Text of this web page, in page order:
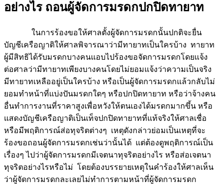
อย่างไร ถอนผู้จัดการมรดกปกปิดทายาท
ในการร้องขอให้ศาลตั้งผู้จัดการมรดกนั้นปกติจะยื่น
บัญชีเครือญาติให้ศาลพิจารณาว่ามีทายาทเป็นใครบ้าง ทายาท
ผู้มีสิทธิได้รับมรดกบางคนแอบไปร้องขอจัดการมรดกโดยแจ้ง
ต่อศาลว่ามีทายาทเพียงบางคนโดยไม่ยอมแจ้งว่าความเป็นจริง
มีทายาทเหลืออยู่เป็นใครบ้าง หรือเป็นผู้จัดการมรดกแล้วกลับไม่
ยอมทำหน้าที่แบ่งปันมรดกใดๆ หรือปกปิดทายาท หรือว่าจ้างคน
อื่นทำการงานที่ราคาสูงเพื่อหวังให้ตนเองได้มรดกมากขึ้น หรือ
แสดงบัญชีเครือญาติเป็นเท็จปกปิดทายาทที่แท้จริงให้ศาลเชื่อ
หรือมีพฤติการณ์ส่อทุจริตต่างๆ เหตุดังกล่าวย่อมเป็นเหตุที่จะ
ร้องขอถอนผู้จัดการมรดกเช่นว่านั้นได้ แต่ต้องดูพฤติการณ์เป็น
เรื่องๆ ไปว่าผู้จัดการมรดกมีเจตนาทุจริตอย่างไร หรือส่อเจตนา
ทุจริตอย่างไรหรือไม่ โดยต้องบรรยายเหตุในคำร้องให้ศาลเห็น
ว่าผู้จัดการมรดกละเลยไม่ทำการตามหน้าที่ผู้จัดการมรดก